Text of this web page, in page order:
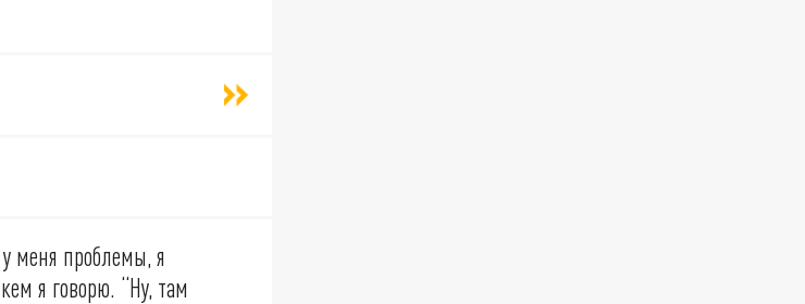
меня проблемы, я
я говорю. “Ну, там